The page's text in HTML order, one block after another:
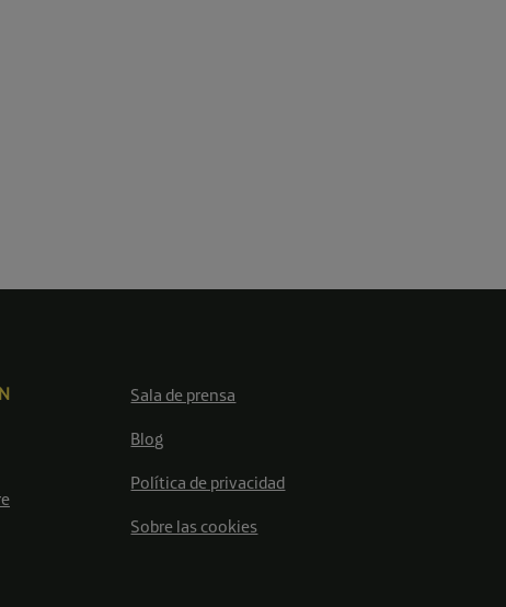
Sala de prensa
Blog
Política de privacidad
Sobre las cookies